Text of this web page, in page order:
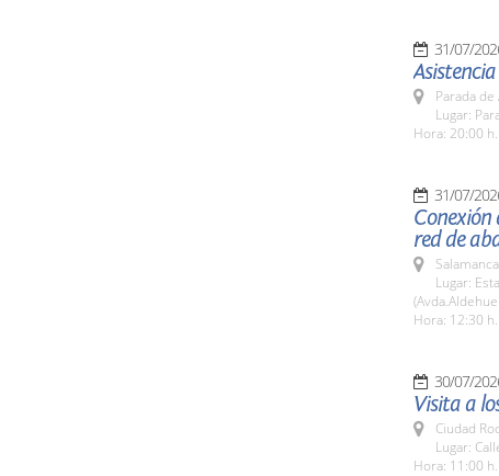
31/07/
Parada
Lugar:
Hora: 20:00 h.
31/07/
red de
Lugar:
Hora: 12:30 h.
30/07/
Visita a
Ciudad
Lugar:
Hora: 11:00 h.